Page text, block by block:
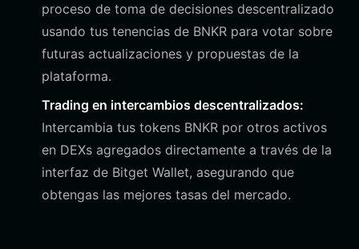
proceso de toma de decisiones descentralizado
usando tus tenencias de BNKR para votar sobre
futuras actualizaciones y propuestas de la
plataforma.
Trading en intercambios descentralizados:
Intercambia tus tokens BNKR por otros activos
en DEXs agregados directamente a través de la
interfaz de Bitget Wallet, asegurando que
obtengas las mejores tasas del mercado.